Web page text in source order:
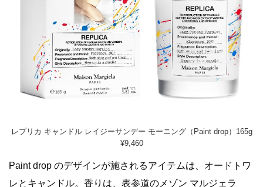
レプリカ キャンドル レイジーサンデー モーニング（Paint drop）165g
¥9,460
Paint drop のデザインが施されるアイテムは、オードトワ
レとキャンドル。香りは、表参道のメゾン マルジェラ